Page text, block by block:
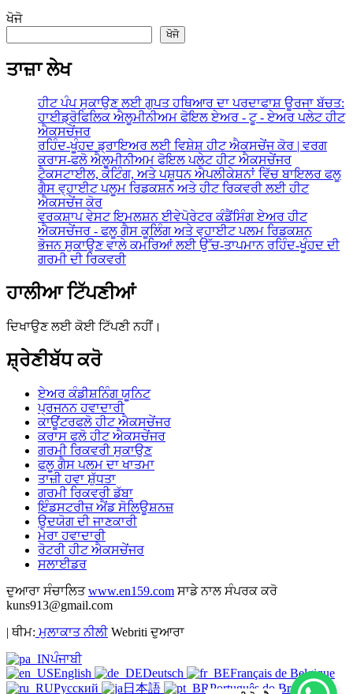
ਖੋਜੋ
ਖੋਜੋ
ਤਾਜ਼ਾ ਲੇਖ
ਹੀਟ ਪੰਪ ਸੁਕਾਉਣ ਲਈ ਗੁਪਤ ਹਥਿਆਰ ਦਾ ਪਰਦਾਫਾਸ਼ ਊਰਜਾ ਬੱਚਤ:
ਹਾਈਡ੍ਰੋਫਿਲਿਕ ਐਲੂਮੀਨੀਅਮ ਫੋਇਲ ਏਅਰ - ਟੂ - ਏਅਰ ਪਲੇਟ ਹੀਟ
ਐਕਸਚੇਂਜਰ
ਰਹਿੰਦ-ਖੂੰਹਦ ਡ੍ਰਾਇਅਰ ਲਈ ਵਿਸ਼ੇਸ਼ ਹੀਟ ਐਕਸਚੇਂਜ ਕੋਰ | ਵਰਗ
ਕਰਾਸ-ਫਲੋ ਐਲੂਮੀਨੀਅਮ ਫੋਇਲ ਪਲੇਟ ਹੀਟ ਐਕਸਚੇਂਜਰ
ਟੈਕਸਟਾਈਲ, ਕੋਟਿੰਗ, ਅਤੇ ਪਸ਼ੂਧਨ ਐਪਲੀਕੇਸ਼ਨਾਂ ਵਿੱਚ ਬਾਇਲਰ ਫਲੂ
ਗੈਸ ਵ੍ਹਾਈਟ ਪਲੂਮ ਰਿਡਕਸ਼ਨ ਅਤੇ ਹੀਟ ਰਿਕਵਰੀ ਲਈ ਹੀਟ
ਐਕਸਚੇਂਜ ਕੋਰ
ਵਰਕਸ਼ਾਪ ਵੇਸਟ ਇਮਲਸ਼ਨ ਈਵੇਪੋਰੇਟਰ ਕੰਡੈਂਸਿੰਗ ਏਅਰ ਹੀਟ
ਐਕਸਚੇਂਜਰ - ਫਲੂ ਗੈਸ ਕੂਲਿੰਗ ਅਤੇ ਵ੍ਹਾਈਟ ਪਲਮ ਰਿਡਕਸ਼ਨ
ਭੋਜਨ ਸੁਕਾਉਣ ਵਾਲੇ ਕਮਰਿਆਂ ਲਈ ਉੱਚ-ਤਾਪਮਾਨ ਰਹਿੰਦ-ਖੂੰਹਦ ਦੀ
ਗਰਮੀ ਦੀ ਰਿਕਵਰੀ
ਹਾਲੀਆ ਟਿੱਪਣੀਆਂ
ਦਿਖਾਉਣ ਲਈ ਕੋਈ ਟਿੱਪਣੀ ਨਹੀਂ।
ਸ਼੍ਰੇਣੀਬੱਧ ਕਰੋ
ਏਅਰ ਕੰਡੀਸ਼ਨਿੰਗ ਯੂਨਿਟ
ਪ੍ਰਜਨਨ ਹਵਾਦਾਰੀ
ਕਾਊਂਟਰਫਲੋ ਹੀਟ ਐਕਸਚੇਂਜਰ
ਕਰਾਸ ਫਲੋ ਹੀਟ ਐਕਸਚੇਂਜਰ
ਗਰਮੀ ਰਿਕਵਰੀ ਸੁਕਾਉਣ
ਫਲੂ ਗੈਸ ਪਲਮ ਦਾ ਖਾਤਮਾ
ਤਾਜ਼ੀ ਹਵਾ ਸ਼ੁੱਧਤਾ
ਗਰਮੀ ਰਿਕਵਰੀ ਡੱਬਾ
ਇੰਡਸਟਰੀਜ਼ ਐਂਡ ਸੋਲਿਊਸ਼ਨਜ਼
ਉਦਯੋਗ ਦੀ ਜਾਣਕਾਰੀ
ਮੇਰਾ ਹਵਾਦਾਰੀ
ਰੋਟਰੀ ਹੀਟ ਐਕਸਚੇਂਜਰ
ਸਲਾਈਡਰ
ਦੁਆਰਾ ਸੰਚਾਲਿਤwww.en159.com ਸਾਡੇ ਨਾਲ ਸੰਪਰਕ ਕਰੋ
kuns913@gmail.com
| ਥੀਮ: ਮੁਲਾਕਾਤ ਨੀਲੀWebriti ਦੁਆਰਾ
ਪੰਜਾਬੀ
English
Deutsch
Français de Belgique
Русский
日本語 Português do Brasil